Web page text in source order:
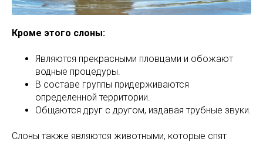
Кроме этого слоны:
Являются прекрасными пловцами и обожают
водные процедуры.
В составе группы придерживаются
определенной территории.
Общаются друг с другом, издавая трубные звуки.
Слоны также являются животными, которые спят